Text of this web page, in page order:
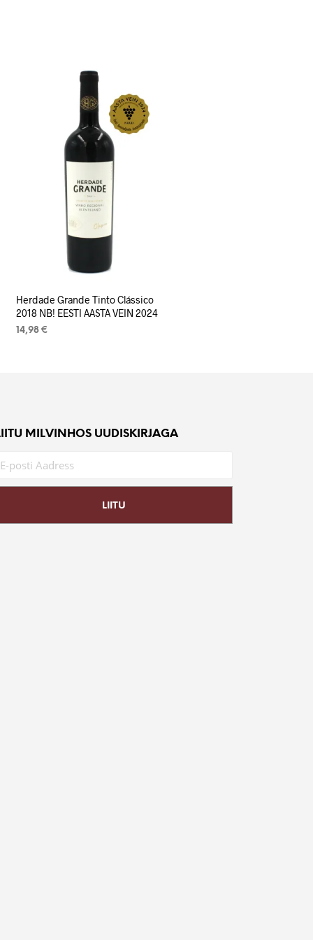
Herdade Grande Tinto Clássico
2018 NB! EESTI AASTA VEIN 2024
14,98 €
MILVINHOS UUDISKIRJAGA